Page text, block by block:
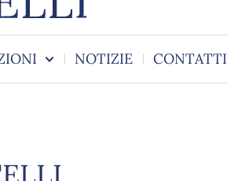
NOTIZIE CONTATTI